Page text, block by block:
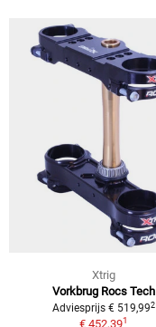
Xtrig
Vorkbrug Rocs Tech
Adviesprijs € 519,992
€ 452,391